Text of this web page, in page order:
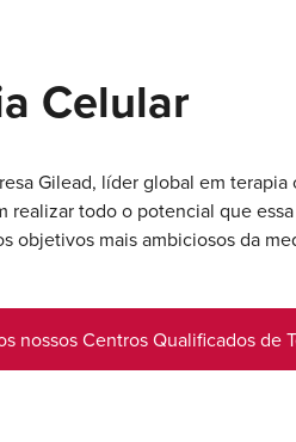
Celular
Gilead, líder global em terapia
realizar todo o potencial que
objetivos mais ambiciosos da
nossos Centros Qualificados de